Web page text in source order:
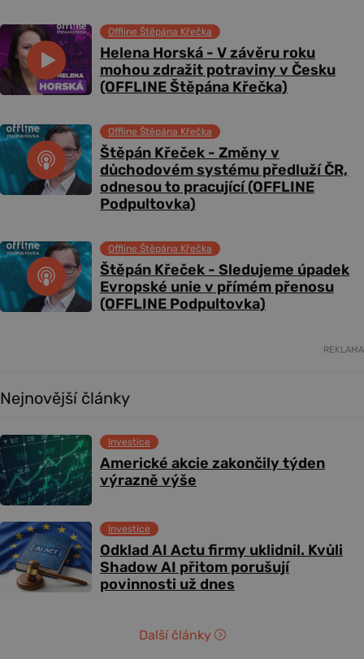
Helena Horská - V závěru roku
mohou zdražit potraviny v Česku
(OFFLINE Štěpána Křečka)
Offline Štěpána Křečka
Štěpán Křeček - Změny v
důchodovém systému předluží ČR,
odnesou to pracující (OFFLINE
Podpultovka)
Offline Štěpána Křečka
Štěpán Křeček - Sledujeme úpadek
Evropské unie v přímém přenosu
(OFFLINE Podpultovka)
Offline Štěpána Křečka
REKLAMA
Nejnovější články
Americké akcie zakončily týden
výrazně výše
Investice
Odklad AI Actu firmy uklidnil. Kvůli
Shadow AI přitom porušují
povinnosti už dnes
Investice
Další články